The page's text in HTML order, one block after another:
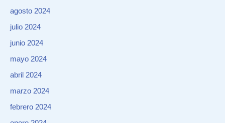
agosto 2024
julio 2024
junio 2024
mayo 2024
abril 2024
marzo 2024
febrero 2024